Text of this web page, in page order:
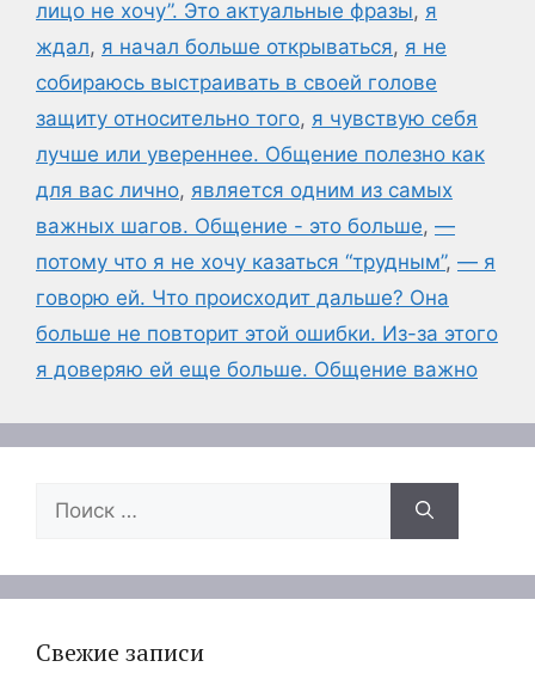
лицо не хочу”. Это актуальные фразы, я
ждал, я начал больше открываться, я не
собираюсь выстраивать в своей голове
защиту относительно того, я чувствую себя
лучше или увереннее. Общение полезно как
для вас лично, является одним из самых
важных шагов. Общение - это больше, —
потому что я не хочу казаться “трудным”, — я
говорю ей. Что происходит дальше? Она
больше не повторит этой ошибки. Из-за этого
я доверяю ей еще больше. Общение важно
Поиск:
Свежие записи